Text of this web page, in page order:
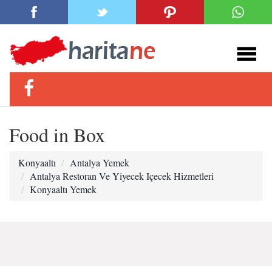
Food in Box
Konyaaltı
Antalya Yemek
Antalya Restoran Ve Yiyecek Içecek Hizmetleri
Konyaaltı Yemek